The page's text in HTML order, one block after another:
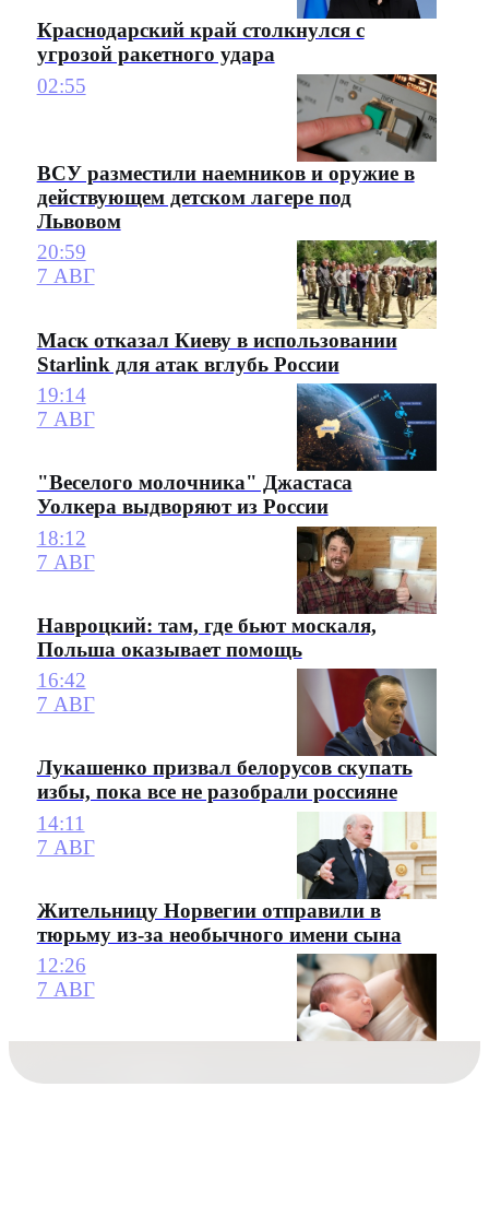
Краснодарский край столкнулся с
угрозой ракетного удара
02:55
ВСУ разместили наемников и оружие в
действующем детском лагере под
Львовом
20:59
7 АВГ
Маск отказал Киеву в использовании
Starlink для атак вглубь России
19:14
7 АВГ
"Веселого молочника" Джастаса
Уолкера выдворяют из России
18:12
7 АВГ
Навроцкий: там, где бьют москаля,
Польша оказывает помощь
16:42
7 АВГ
Лукашенко призвал белорусов скупать
избы, пока все не разобрали россияне
14:11
7 АВГ
Жительницу Норвегии отправили в
тюрьму из-за необычного имени сына
12:26
7 АВГ